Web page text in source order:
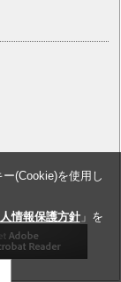
(Cookie)を使用し
情報保護方針」を